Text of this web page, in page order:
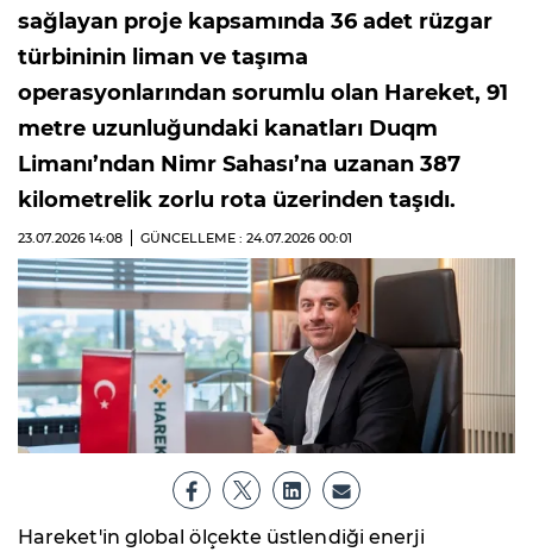
sağlayan proje kapsamında 36 adet rüzgar
türbininin liman ve taşıma
operasyonlarından sorumlu olan Hareket, 91
metre uzunluğundaki kanatları Duqm
Limanı’ndan Nimr Sahası’na uzanan 387
kilometrelik zorlu rota üzerinden taşıdı.
23.07.2026 14:08 GÜNCELLEME : 24.07.2026 00:01
Hareket'in global ölçekte üstlendiği enerji